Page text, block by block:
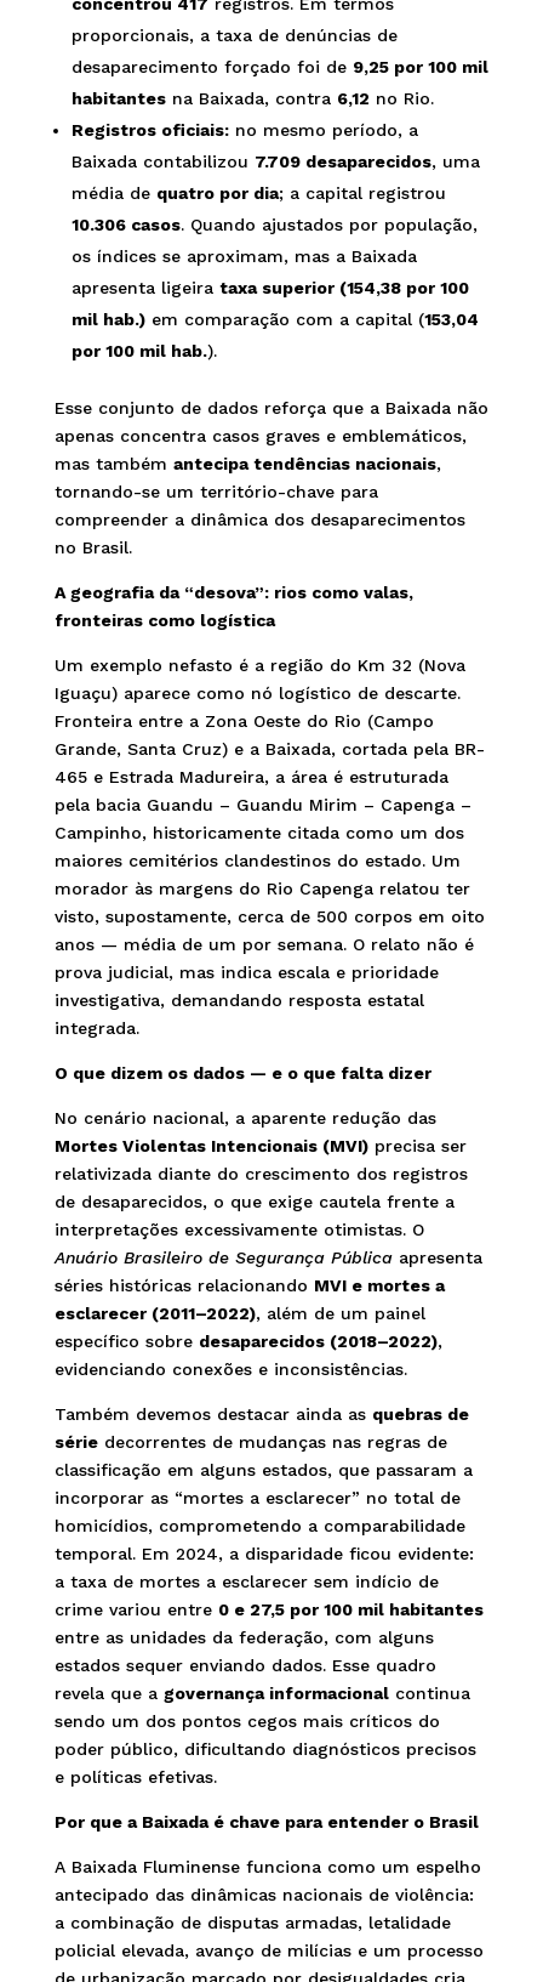
concentrou 417 registros. Em termos
proporcionais, a taxa de denúncias de
desaparecimento forçado foi de 9,25 por 100 mil
habitantesna Baixada, contra 6,12 no Rio.
Registros oficiais:no mesmo período, a
Baixada contabilizou 7.709 desaparecidos, uma
média de quatro por dia; a capital registrou
10.306 casos. Quando ajustados por população,
os índices se aproximam, mas a Baixada
apresenta ligeira taxa superior (154,38 por 100
mil hab.)em comparação com a capital (153,04
por 100 mil hab.).
Esse conjunto de dados reforça que a Baixada não
apenas concentra casos graves e emblemáticos,
mas também antecipa tendências nacionais,
tornando-se um território-chave para
compreender a dinâmica dos desaparecimentos
no Brasil.
A geografia da “desova”: rios como valas,
fronteiras como logística
Um exemplo nefasto é a região do Km 32 (Nova
Iguaçu) aparece como nó logístico de descarte.
Fronteira entre a Zona Oeste do Rio (Campo
Grande, Santa Cruz) e a Baixada, cortada pela BR-
465 e Estrada Madureira, a área é estruturada
pela bacia Guandu – Guandu Mirim – Capenga –
Campinho, historicamente citada como um dos
maiores cemitérios clandestinos do estado. Um
morador às margens do Rio Capenga relatou ter
visto, supostamente, cerca de 500 corpos em oito
anos — média de um por semana. O relato não é
prova judicial, mas indica escala e prioridade
investigativa, demandando resposta estatal
integrada.
O que dizem os dados — e o que falta dizer
No cenário nacional, a aparente redução das
Mortes Violentas Intencionais (MVI)precisa ser
relativizada diante do crescimento dos registros
de desaparecidos, o que exige cautela frente a
interpretações excessivamente otimistas. O
Anuário Brasileiro de Segurança Públicaapresenta
séries históricas relacionando MVI e mortes a
esclarecer (2011–2022), além de um painel
específico sobre desaparecidos (2018–2022),
evidenciando conexões e inconsistências.
Também devemos destacar ainda as quebras de
sériedecorrentes de mudanças nas regras de
classificação em alguns estados, que passaram a
incorporar as “mortes a esclarecer” no total de
homicídios, comprometendo a comparabilidade
temporal. Em 2024, a disparidade ficou evidente:
a taxa de mortes a esclarecer sem indício de
crime variou entre 0 e 27,5 por 100 mil habitantes
entre as unidades da federação, com alguns
estados sequer enviando dados. Esse quadro
revela que a governança informacionalcontinua
sendo um dos pontos cegos mais críticos do
poder público, dificultando diagnósticos precisos
e políticas efetivas.
Por que a Baixada é chave para entender o Brasil
A Baixada Fluminense funciona como um espelho
antecipado das dinâmicas nacionais de violência:
a combinação de disputas armadas, letalidade
policial elevada, avanço de milícias e um processo